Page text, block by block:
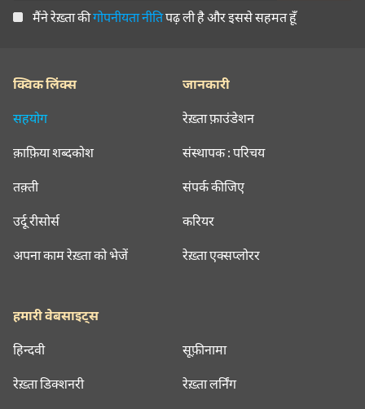
मैंने रेख़्ता कीगोपनीयता नीतिपढ़ ली है और इससे सहमत हूँ
क्विक लिंक्स
सहयोग
क़ाफ़िया शब्दकोश
तक़्ती
उर्दू रीसोर्स
अपना काम रेख़्ता को भेजें
जानकारी
रेख़्ता फ़ाउंडेशन
संस्थापक : परिचय
संपर्क कीजिए
करियर
रेख़्ता एक्सप्लोरर
हमारी वेबसाइट्स
हिन्दवी सूफ़ीनामा
रेख़्ता डिक्शनरी रेख़्ता लर्निंग